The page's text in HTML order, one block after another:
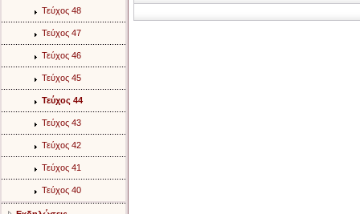
Τεύχος 48
Τεύχος 47
Τεύχος 46
Τεύχος 45
Τεύχος 44
Τεύχος 43
Τεύχος 42
Τεύχος 41
Τεύχος 40